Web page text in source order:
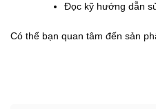
Đọc kỹ hướng dẫn
Có thể bạn quan tâm đến sản